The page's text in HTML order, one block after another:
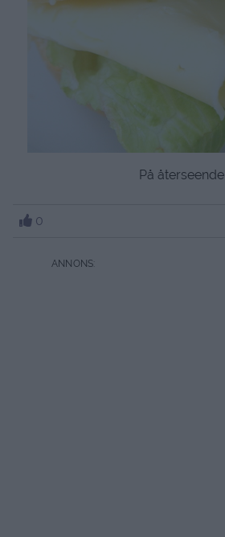
På återseende
0